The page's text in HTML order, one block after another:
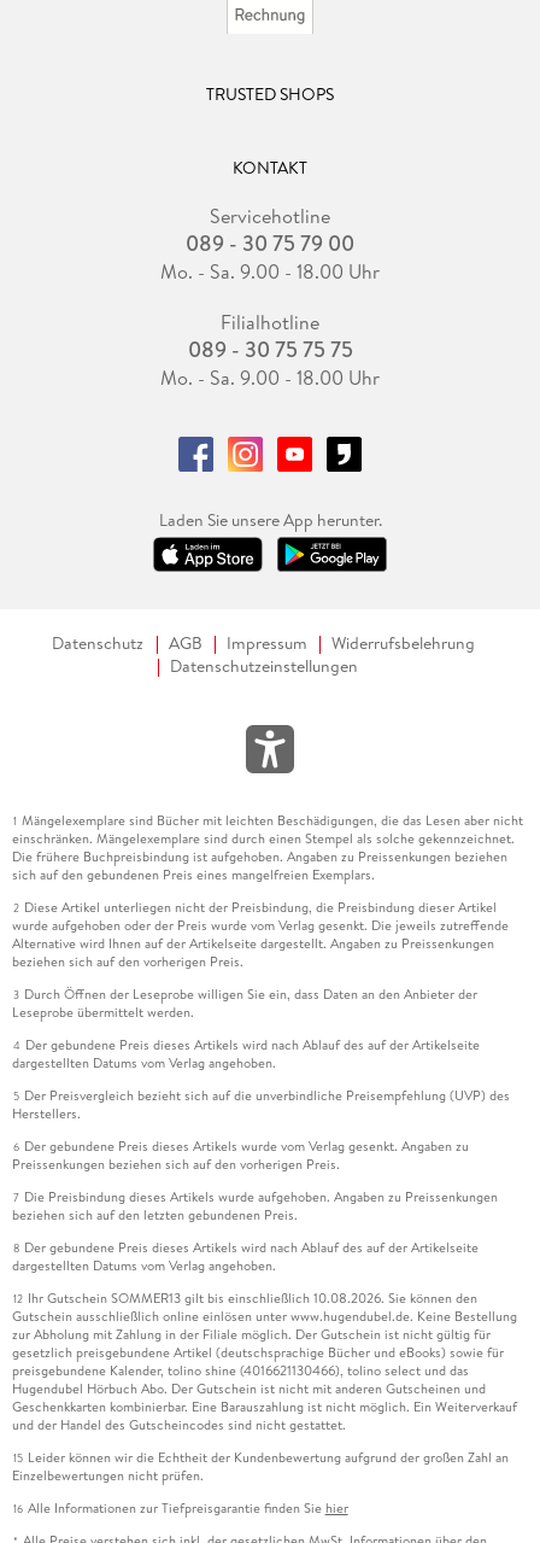
TRUSTED SHOPS
KONTAKT
Servicehotline
089 - 30 75 79 00
Mo. - Sa. 9.00 - 18.00 Uhr
Filialhotline
089 - 30 75 75 75
Mo. - Sa. 9.00 - 18.00 Uhr
Laden Sie unsere App herunter.
Datenschutz AGB Impressum
Widerrufsbelehrung
Datenschutzeinstellungen
1 Mängelexemplare sind Bücher mit leichten Beschädigungen, die das Lesen aber nicht
einschränken. Mängelexemplare sind durch einen Stempel als solche gekennzeichnet.
Die frühere Buchpreisbindung ist aufgehoben. Angaben zu Preissenkungen beziehen
sich auf den gebundenen Preis eines mangelfreien Exemplars.
2 Diese Artikel unterliegen nicht der Preisbindung, die Preisbindung dieser Artikel
wurde aufgehoben oder der Preis wurde vom Verlag gesenkt. Die jeweils zutreffende
Alternative wird Ihnen auf der Artikelseite dargestellt. Angaben zu Preissenkungen
beziehen sich auf den vorherigen Preis.
3 Durch Öffnen der Leseprobe willigen Sie ein, dass Daten an den Anbieter der
Leseprobe übermittelt werden.
4 Der gebundene Preis dieses Artikels wird nach Ablauf des auf der Artikelseite
dargestellten Datums vom Verlag angehoben.
5 Der Preisvergleich bezieht sich auf die unverbindliche Preisempfehlung (UVP) des
Herstellers.
6 Der gebundene Preis dieses Artikels wurde vom Verlag gesenkt. Angaben zu
Preissenkungen beziehen sich auf den vorherigen Preis.
7 Die Preisbindung dieses Artikels wurde aufgehoben. Angaben zu Preissenkungen
beziehen sich auf den letzten gebundenen Preis.
8 Der gebundene Preis dieses Artikels wird nach Ablauf des auf der Artikelseite
dargestellten Datums vom Verlag angehoben.
12 Ihr Gutschein SOMMER13 gilt bis einschließlich 10.08.2026. Sie können den
Gutschein ausschließlich online einlösen unter www.hugendubel.de. Keine Bestellung
zur Abholung mit Zahlung in der Filiale möglich. Der Gutschein ist nicht gültig für
gesetzlich preisgebundene Artikel (deutschsprachige Bücher und eBooks) sowie für
preisgebundene Kalender, tolino shine (4016621130466), tolino select und das
Hugendubel Hörbuch Abo. Der Gutschein ist nicht mit anderen Gutscheinen und
Geschenkkarten kombinierbar. Eine Barauszahlung ist nicht möglich. Ein Weiterverkauf
und der Handel des Gutscheincodes sind nicht gestattet.
15 Leider können wir die Echtheit der Kundenbewertung aufgrund der großen Zahl an
Einzelbewertungen nicht prüfen.
16 Alle Informationen zur Tiefpreisgarantie finden Sie hier